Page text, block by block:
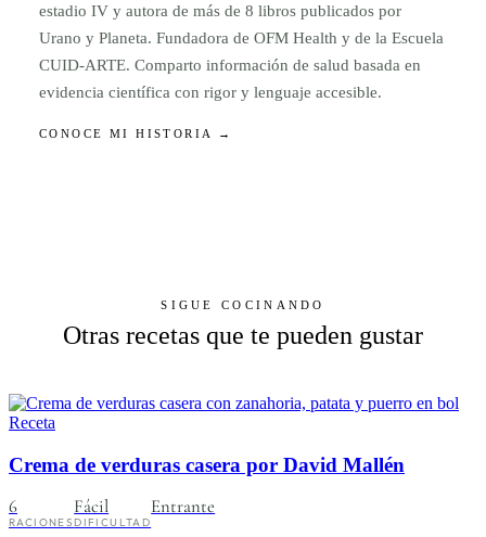
estadio IV y autora de más de 8 libros publicados por
Urano y Planeta. Fundadora de OFM Health y de la Escuela
CUID-ARTE. Comparto información de salud basada en
evidencia científica con rigor y lenguaje accesible.
CONOCE MI HISTORIA →
SIGUE COCINANDO
Otras recetas que te pueden gustar
Receta
Crema de verduras casera por David Mallén
6
RACIONES
Fácil
DIFICULTAD
Entrante